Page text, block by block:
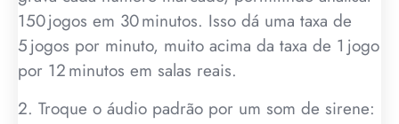
150 jogos em 30 minutos. Isso dá uma taxa de
5 jogos por minuto, muito acima da taxa de 1 jogo
por 12 minutos em salas reais.
2. Troque o áudio padrão por um som de sirene: